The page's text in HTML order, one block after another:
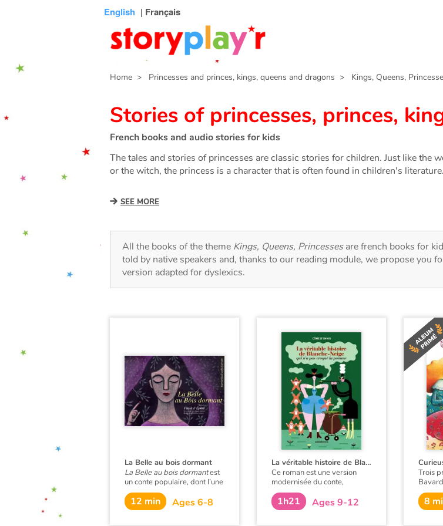
English | Français
Home > Princesses and princes, kings, queens and dragons > Kings, Queens,
Stories of princesses, princes,
French books and audio stories for kids
The tales and stories of princesses are classic stories for children. Just like the
or the witch, the princess is a character that is often found in children's literature.
SEE MORE
All the books of the theme Kings, Queens, Princessesare french books for
told by native speakers and, thanks to our reading module, we propose you
version adapted for dyslexics.
La Belle au bois dormant
La Belle au bois dormantest
un conte populaire, dont l’une
des versions les plus célèbres
est celle des frères Grimm,
publiée en 1812.
12 min Ages 6-8
La véritable histoire de Blanche Neige qui n'a pas croqué la pomme
Ce roman est une version
modernisée du conte,
abordant de manière
humoristique les thèmes
contemporains du bien-être
1h21 Ages 9-12
Trois
aurait
8